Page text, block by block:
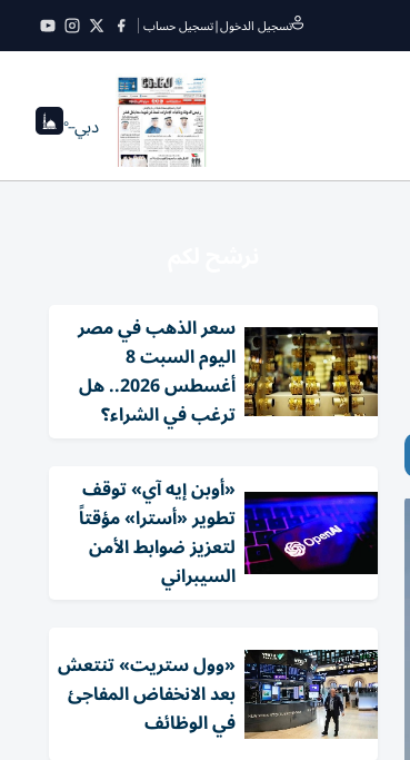
تسجيل الدخول|تسجيل حساب
دبي--°
سعر الذهب في مصر
اليوم السبت 8
أغسطس 2026.. هل
ترغب في الشراء؟
«أوبن إيه آي» توقف
تطوير «أسترا» مؤقتاً
لتعزيز ضوابط الأمن
السيبراني
«وول ستريت» تنتعش
بعد الانخفاض المفاجئ
في الوظائف